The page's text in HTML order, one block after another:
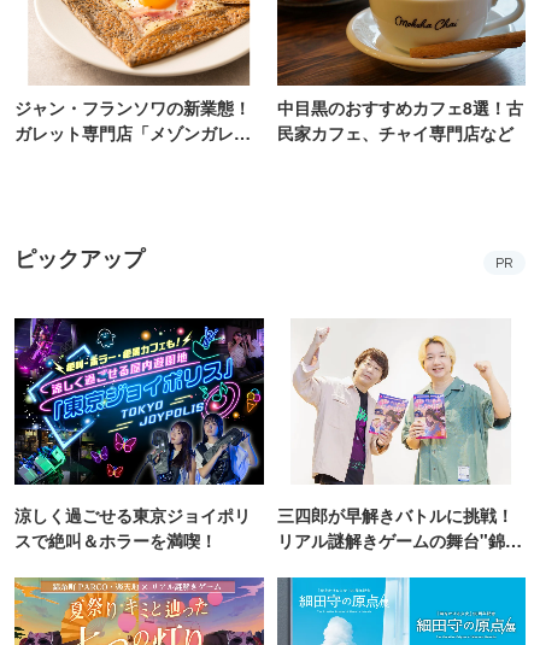
ジャン・フランソワの新業態！
ガレット専門店「メゾンガレッ
中目黒のおすすめカフェ8選！古
民家カフェ、チャイ専門店など
ピックアップ PR
涼しく過ごせる東京ジョイポリ
スで絶叫＆ホラーを満喫！
三四郎が早解きバトルに挑戦！
リアル謎解きゲームの舞台"錦糸